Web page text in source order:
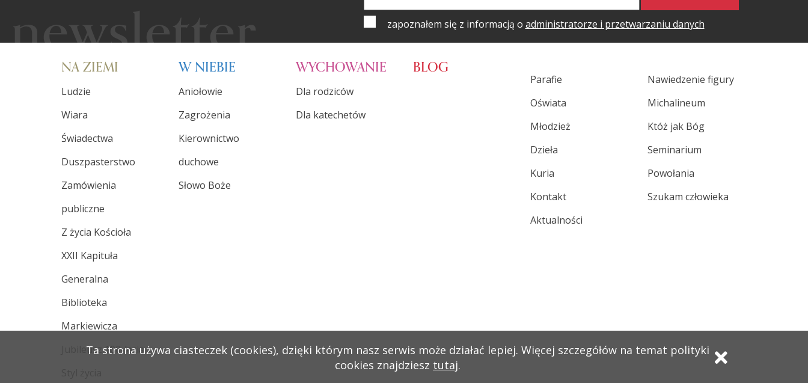
zapoznałem się z informacją o administratorze i przetwarzaniu danych
NA ZIEMI
Ludzie
Wiara
Świadectwa
Duszpasterstwo
Zamówienia
publiczne
Z życia Kościoła
XXII Kapituła
Generalna
Biblioteka
Markiewicza
Jubileusz 100-lecia
W NIEBIE
Aniołowie
Zagrożenia
Kierownictwo
duchowe
Słowo Boże
WYCHOWANIE
Dla rodziców
Dla katechetów
BLOG
Parafie
Oświata
Młodzież
Dzieła
Kuria
Kontakt
Aktualności
Nawiedzenie figury
Michalineum
Któż jak Bóg
Seminarium
Powołania
Szukam człowieka
Ta strona używa ciasteczek (cookies), dzięki którym nasz serwis może działać lepiej. Więcej szczegółów na temat polityki
cookies znajdziesz tutaj.